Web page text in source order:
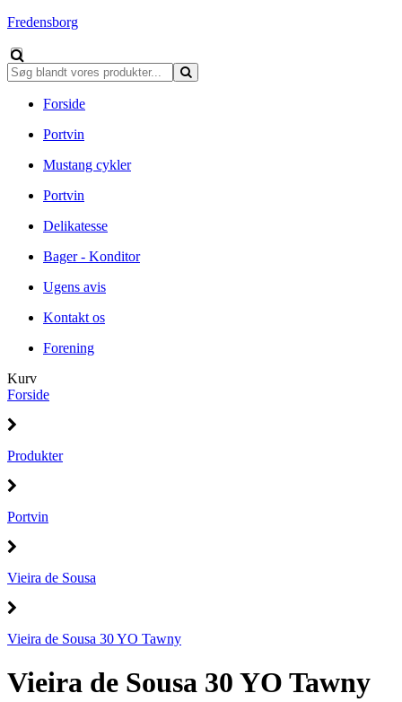
Fredensborg
Forside
Portvin
Mustang cykler
Portvin
Delikatesse
Bager - Konditor
Ugens avis
Kontakt os
Forening
Kurv
Forside
Produkter
Portvin
Vieira de Sousa
Vieira de Sousa 30 YO Tawny
Vieira de Sousa 30 YO Tawny